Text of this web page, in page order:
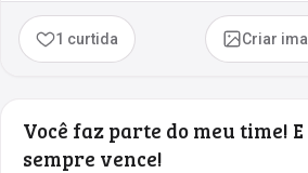
1 curtida Criar
Você faz parte do meu time!
sempre vence!